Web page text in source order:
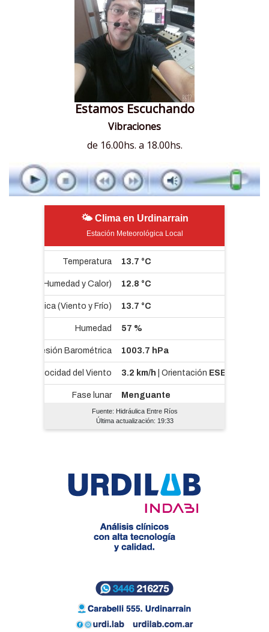
Estamos Escuchando
Vibraciones
de 16.00hs. a 18.00hs.
🌤 Clima en Urdinarrain
Estación Meteorológica Local
Fuente: Hidráulica Entre Ríos
Última actualización: 19:33